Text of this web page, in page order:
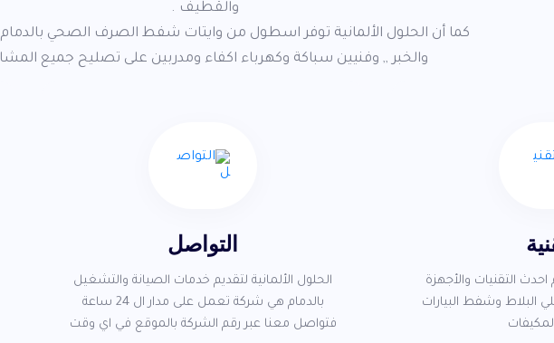
والقطيف .
كما أن الحلول الألمانية توفر اسطول من وايتات شفط الصرف الصحي
والخبر ,, وفنيين سباكة وكهرباء اكفاء ومدربين على تصليح جميع
احدث التقنيات والأجهزة
البلاط وشفط البيارات
التواصل
الحلول الألمانية لتقديم خدمات الصيانة والتشغيل
بالدمام هي شركة تعمل على مدار ال 24 ساعة
فتواصل معنا عبر رقم الشركة بالموقع في اي وقت